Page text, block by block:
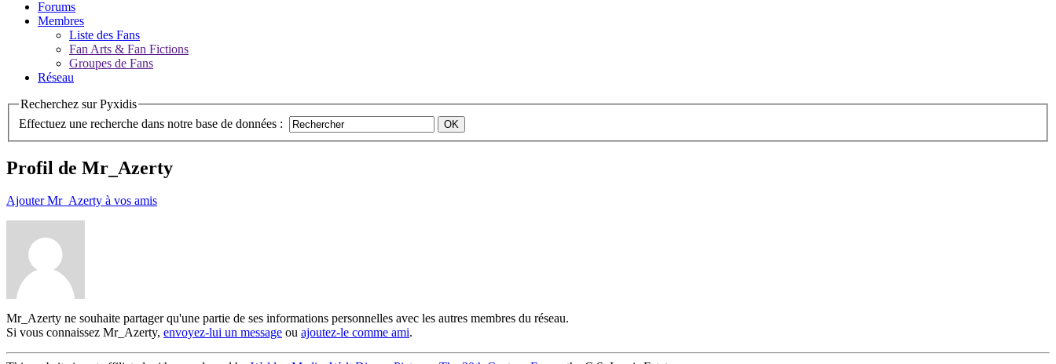
Forums
Membres
Liste des Fans
Fan Arts & Fan Fictions
Groupes de Fans
Réseau
Recherchez sur Pyxidis
Effectuez une recherche dans notre base de données :
Profil de Mr_Azerty
Ajouter Mr_Azerty à vos amis
Mr_Azerty ne souhaite partager qu'une partie de ses informations personnelles avec les autres membres du réseau.
Si vous connaissez Mr_Azerty, envoyez-lui un message ou ajoutez-le comme ami.